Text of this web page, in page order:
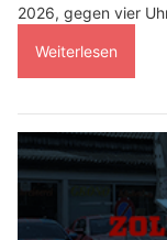
2026, gegen vier
Weiterlesen